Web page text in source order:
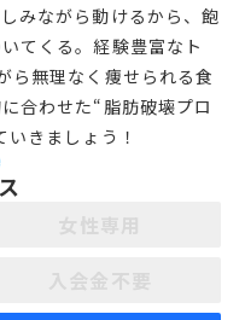
みながら動けるから、飽
てくる。経験豊富なト
ら無理なく痩せられる食
合わせた“脂肪破壊プロ
きましょう！